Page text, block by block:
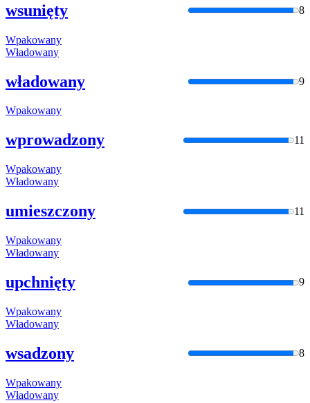
wsunięty 8
Wpakowany
Władowany
władowany 9
Wpakowany
wprowadzony 11
Wpakowany
Władowany
umieszczony 11
Wpakowany
Władowany
upchnięty 9
Wpakowany
Władowany
wsadzony 8
Wpakowany
Władowany